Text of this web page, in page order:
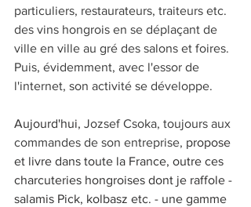
particuliers, restaurateurs, traiteurs etc.
des vins hongrois en se déplaçant de
ville en ville au gré des salons et foires.
Puis, évidemment, avec l'essor de
l'internet, son activité se développe.
Aujourd'hui, Jozsef Csoka, toujours aux
commandes de son entreprise, propose
et livre dans toute la France, outre ces
charcuteries hongroises dont je raffole -
salamis Pick, kolbasz etc. - une gamme